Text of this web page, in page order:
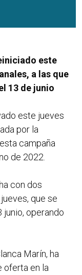
este
a las que
13 de junio
este jueves
por la
campaña
de 2022.
con dos
que se
operando
Marín, ha
oferta en la